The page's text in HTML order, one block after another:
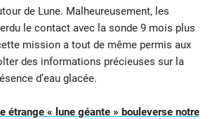
de Lune. Malheureusement, les
le contact avec la sonde 9 mois plus
mission a tout de même permis aux
des informations précieuses sur la
d’eau glacée.
étrange « lune géante » bouleverse notre